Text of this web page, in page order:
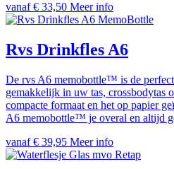
vanaf € 33,50 Meer info
MemoBottle
Rvs Drinkfles A6
De rvs A6 memobottle™ is de
gemakkelijk in uw tas, crossbodytas
compacte formaat en het op papier
A6 memobottle™ je overal en altijd
vanaf € 39,95 Meer info
Retap